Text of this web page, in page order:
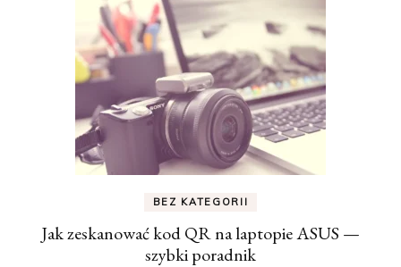
BEZ KATEGORII
Jak zeskanować kod QR na laptopie ASUS —
szybki poradnik